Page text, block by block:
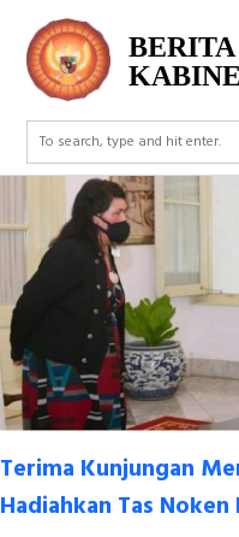
BERITA
Tag Archive:
Terima Kunjungan
Hadiahkan Tas Noken